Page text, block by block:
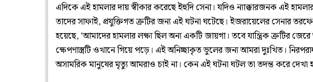
এদিকে এই হামলার দায় স্বীকার করেছে ইহুদি সেনা। যদিও ন্যাক্কারজনক এই
তাদের সাফাই, প্রযুক্তিগত ত্রুটির জন্য এই ঘটনা ঘটেছে। ইজরায়েলের সেনার
হয়েছে, 'আমাদের হামলার লক্ষ্য ছিল অন্য একটি জায়গা। তবে যান্ত্রিক ত্রুটির
ক্ষেপণাস্ত্রটি ওখানে গিয়ে পড়ে। এই অনিচ্ছাকৃত ভুলের জন্য আমরা দুঃখিত।
অসামরিক মানুষের মৃত্যু আমরাও চাই না। কেন এই ঘটনা ঘটল তা তদন্ত করে দেখা